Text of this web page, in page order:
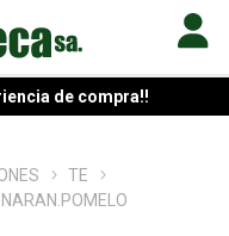
de compra!!
TE